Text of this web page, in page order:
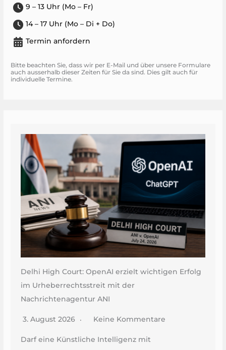
9 – 13 Uhr (Mo – Fr)
14 – 17 Uhr (Mo – Di + Do)
Termin anfordern
Bitte beachten Sie, dass wir per E-Mail und über unsere Formulare
auch ausserhalb dieser Zeiten für Sie da sind. Dies gilt auch für
individuelle Termine.
Delhi High Court: OpenAI erzielt wichtigen Erfolg
im Urheberrechtsstreit mit der
Nachrichtenagentur ANI
3. August 2026 Keine Kommentare
Darf eine Künstliche Intelligenz mit